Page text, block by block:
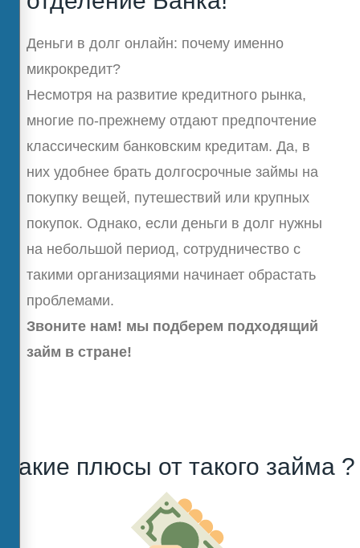
Деньги в долг онлайн: почему именно
микрокредит?
Несмотря на развитие кредитного рынка,
многие по-прежнему отдают предпочтение
классическим банковским кредитам. Да, в
них удобнее брать долгосрочные займы на
покупку вещей, путешествий или крупных
покупок. Однако, если деньги в долг нужны
на небольшой период, сотрудничество с
такими организациями начинает обрастать
проблемами.
Звоните нам! мы подберем подходящий
займ в стране!
Какие плюсы от такого займа ?